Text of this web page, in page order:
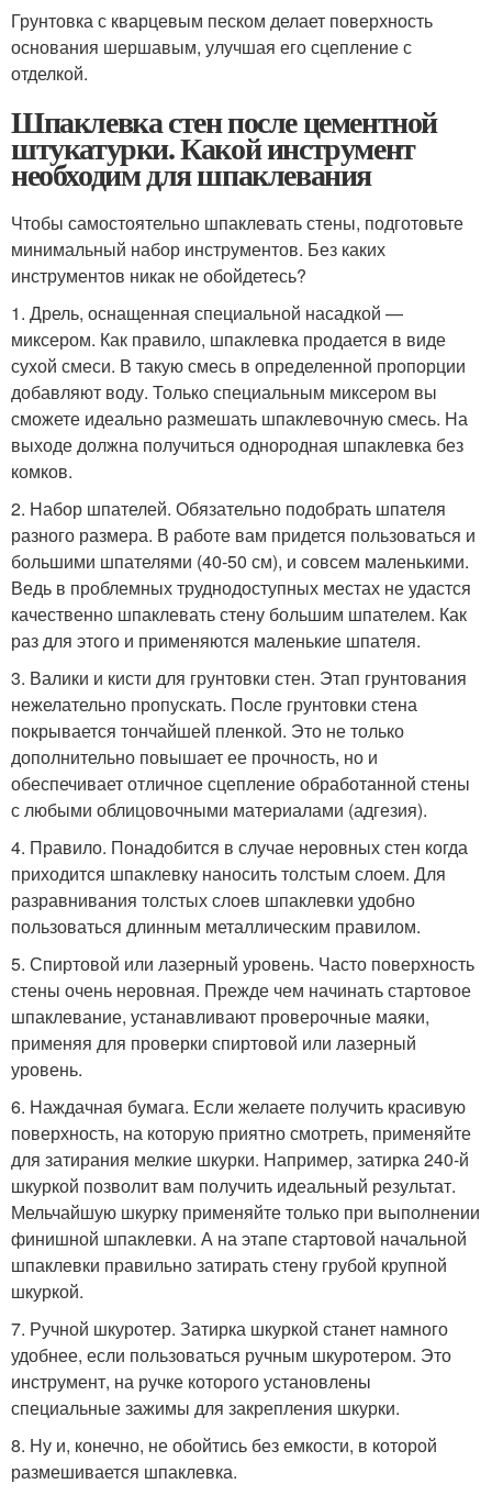
Грунтовка с кварцевым песком делает поверхность
основания шершавым, улучшая его сцепление с
отделкой.
Шпаклевка стен после цементной
штукатурки. Какой инструмент
необходим для шпаклевания
Чтобы самостоятельно шпаклевать стены, подготовьте
минимальный набор инструментов. Без каких
инструментов никак не обойдетесь?
1. Дрель, оснащенная специальной насадкой —
миксером. Как правило, шпаклевка продается в виде
сухой смеси. В такую смесь в определенной пропорции
добавляют воду. Только специальным миксером вы
сможете идеально размешать шпаклевочную смесь. На
выходе должна получиться однородная шпаклевка без
комков.
2. Набор шпателей. Обязательно подобрать шпателя
разного размера. В работе вам придется пользоваться и
большими шпателями (40-50 см), и совсем маленькими.
Ведь в проблемных труднодоступных местах не удастся
качественно шпаклевать стену большим шпателем. Как
раз для этого и применяются маленькие шпателя.
3. Валики и кисти для грунтовки стен. Этап грунтования
нежелательно пропускать. После грунтовки стена
покрывается тончайшей пленкой. Это не только
дополнительно повышает ее прочность, но и
обеспечивает отличное сцепление обработанной стены
с любыми облицовочными материалами (адгезия).
4. Правило. Понадобится в случае неровных стен когда
приходится шпаклевку наносить толстым слоем. Для
разравнивания толстых слоев шпаклевки удобно
пользоваться длинным металлическим правилом.
5. Спиртовой или лазерный уровень. Часто поверхность
стены очень неровная. Прежде чем начинать стартовое
шпаклевание, устанавливают проверочные маяки,
применяя для проверки спиртовой или лазерный
уровень.
6. Наждачная бумага. Если желаете получить красивую
поверхность, на которую приятно смотреть, применяйте
для затирания мелкие шкурки. Например, затирка 240-й
шкуркой позволит вам получить идеальный результат.
Мельчайшую шкурку применяйте только при выполнении
финишной шпаклевки. А на этапе стартовой начальной
шпаклевки правильно затирать стену грубой крупной
шкуркой.
7. Ручной шкуротер. Затирка шкуркой станет намного
удобнее, если пользоваться ручным шкуротером. Это
инструмент, на ручке которого установлены
специальные зажимы для закрепления шкурки.
8. Ну и, конечно, не обойтись без емкости, в которой
размешивается шпаклевка.